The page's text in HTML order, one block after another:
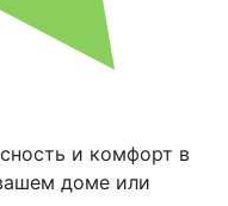
и комфорт в
доме или